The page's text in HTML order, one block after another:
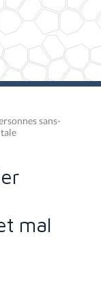
sans-
mal